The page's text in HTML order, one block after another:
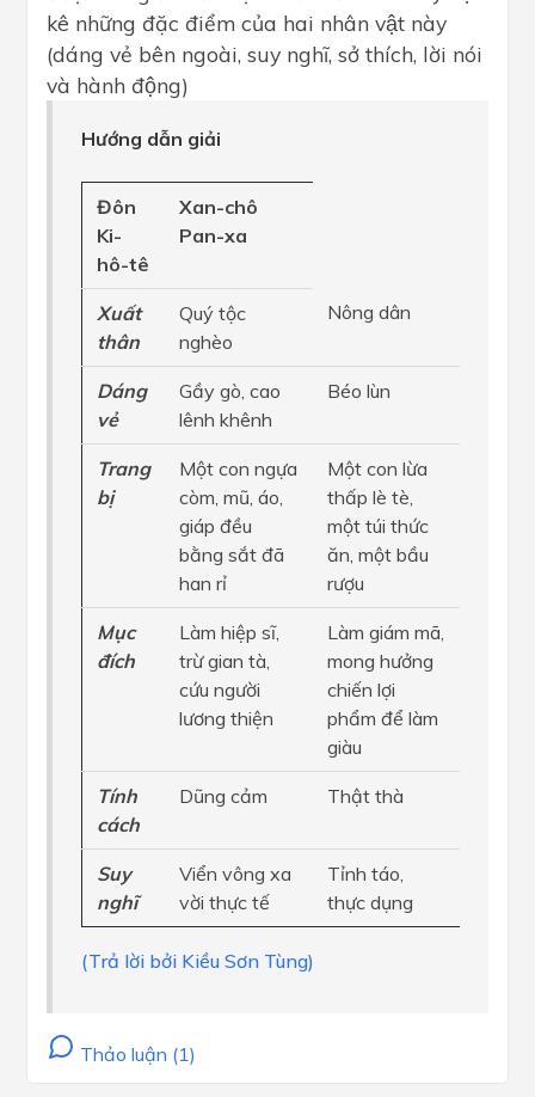
kê những đặc điểm của hai nhân vật này
(dáng vẻ bên ngoài, suy nghĩ, sở thích, lời nói
và hành động)
Hướng dẫn giải
Đôn
Ki-
hô-tê
Xan-chô
Pan-xa
Xuất
thân
Quý tộc
nghèo
Nông dân
Dáng
vẻ
Gầy gò, cao
lênh khênh
Béo lùn
Trang
bị
Một con ngựa
còm, mũ, áo,
giáp đều
bằng sắt đã
han rỉ
Một con lừa
thấp lè tè,
một túi thức
ăn, một bầu
rượu
Mục
đích
Làm hiệp sĩ,
trừ gian tà,
cứu người
lương thiện
Làm giám mã,
mong hưởng
chiến lợi
phẩm để làm
giàu
Tính
cách
Dũng cảm Thật thà
Suy
nghĩ
Viển vông xa
vời thực tế
Tỉnh táo,
thực dụng
(Trả lời bởi Kiều Sơn Tùng)
Thảo luận (1)